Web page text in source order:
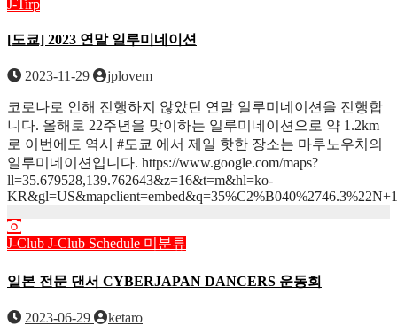
J-Tirp
[도쿄] 2023 연말 일루미네이션
2023-11-29 jplovem
코로나로 인해 진행하지 않았던 연말 일루미네이션을 진행합
니다. 올해로 22주년을 맞이하는 일루미네이션으로 약 1.2km
로 이번에도 역시 #도쿄 에서 제일 핫한 장소는 마루노우치의
일루미네이션입니다. https://www.google.com/maps?
ll=35.679528,139.762643&z=16&t=m&hl=ko-
J-Club J-Club Schedule 미분류
일본 전문 댄서 CYBERJAPAN DANCERS 운동회
2023-06-29 ketaro